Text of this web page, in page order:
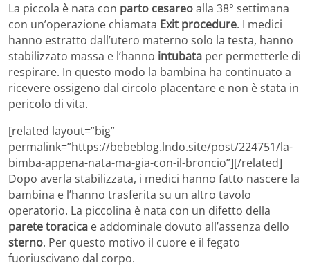
La piccola è nata con parto cesareoalla 38° settimana
con un’operazione chiamata Exit procedure. I medici
hanno estratto dall’utero materno solo la testa, hanno
stabilizzato massa e l’hanno intubata per permetterle di
respirare. In questo modo la bambina ha continuato a
ricevere ossigeno dal circolo placentare e non è stata in
pericolo di vita.
[related layout=”big”
permalink=”https://bebeblog.lndo.site/post/224751/la-
bimba-appena-nata-ma-gia-con-il-broncio”][/related]
Dopo averla stabilizzata, i medici hanno fatto nascere la
bambina e l’hanno trasferita su un altro tavolo
operatorio. La piccolina è nata con un difetto della
parete toracica e addominale dovuto all’assenza dello
sterno. Per questo motivo il cuore e il fegato
fuoriuscivano dal corpo.